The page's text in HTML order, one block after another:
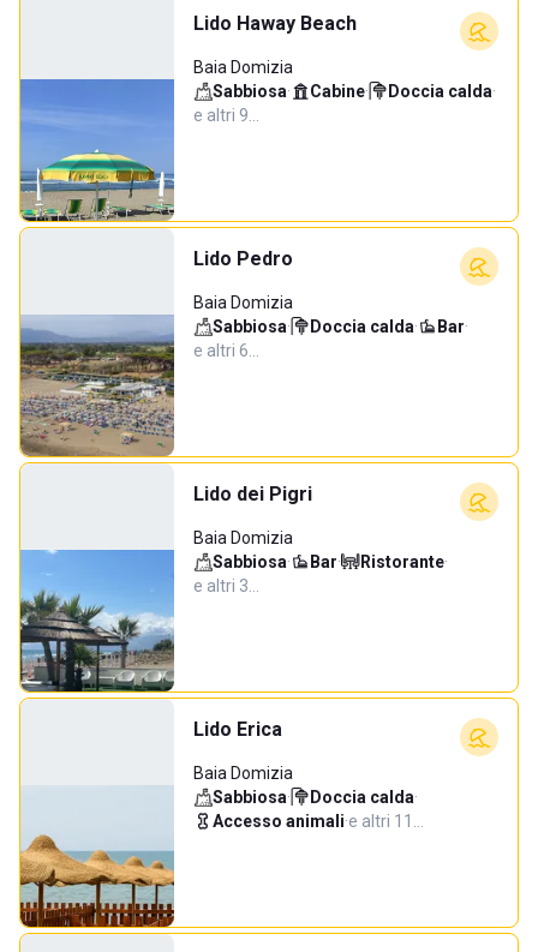
Lido Haway Beach
Baia Domizia
Sabbiosa· Cabine· Doccia calda·
e altri 9…
Lido Pedro
Baia Domizia
Sabbiosa· Doccia calda· Bar·
e altri 6…
Lido dei Pigri
Baia Domizia
Sabbiosa· Bar· Ristorante·
e altri 3…
Lido Erica
Baia Domizia
Sabbiosa· Doccia calda·
Accesso animali·e altri 11…